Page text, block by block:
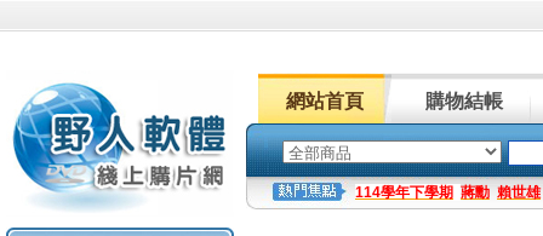
網站首頁 購物結帳
114學年下學期 蔣勳 賴世雄